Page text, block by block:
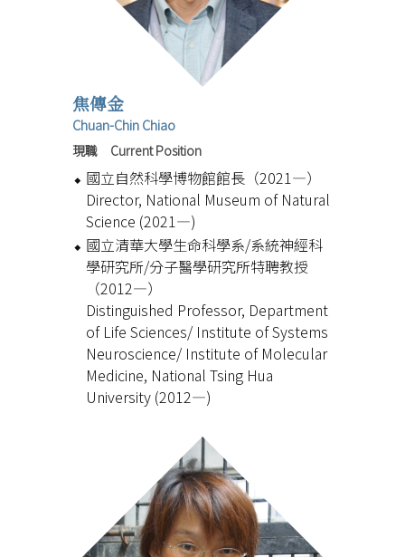
焦傳金
Chuan-Chin Chiao
現職 Current Position
國立自然科學博物館館長（2021—）
Director, National Museum of Natural
Science (2021—)
國立清華大學生命科學系/系統神經科
學研究所/分子醫學研究所特聘教授
（2012—）
Distinguished Professor, Department
of Life Sciences/ Institute of Systems
Neuroscience/ Institute of Molecular
Medicine, National Tsing Hua
University (2012—)